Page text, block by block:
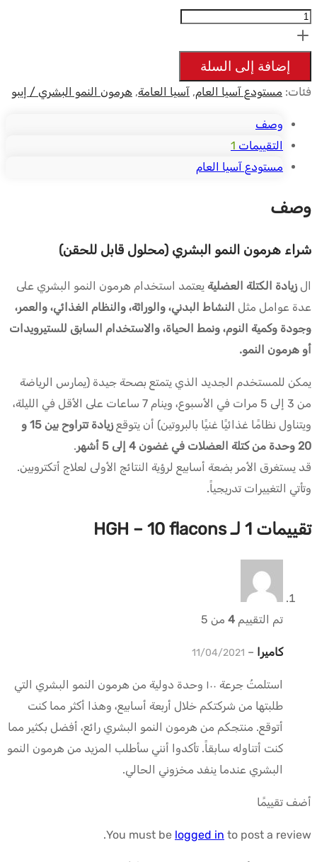
HGH
10
flacons
إضافة إلى السلة
فئات: مستودع آسيا العام, آسيا العامة, هرمون النمو البشري / إيبو
وصف
التقييمات 1
مستودع آسيا العام
وصف
شراء هرمون النمو البشري (محلول قابل للحقن)
الزيادة الكتلة العضلية يعتمد استخدام هرمون النمو البشري على
عدة عوامل مثل النشاط البدني، والوراثة، والنظام الغذائي، والعمر،
وجودة وكمية النوم، ونمط الحياة، والاستخدام السابق للستيرويدات
أو هرمون النمو.
يمكن للمستخدم الجديد الذي يتمتع بصحة جيدة (يمارس الرياضة
من 3 إلى 5 مرات في الأسبوع، وينام 7 ساعات على الأقل في الليلة،
ويتناول نظامًا غذائيًا غنيًا بالبروتين) أن يتوقع
زيادة تتراوح بين 15 و
20 وحدة من كتلة العضلات في غضون 4 إلى 5 أشهر
.
قد يستغرق الأمر بضعة أسابيع لرؤية النتائج الأولى لعلاج أتكتروبين.
وتأتي التغييرات تدريجياً.
تقييمات 1 لـ HGH – 10 flacons
تم التقييم 4 من 5
كاميرا –
11/04/2021
استلمتُ جرعة ١٠٠ وحدة دولية من هرمون النمو البشري التي
طلبتها من شركتكم خلال أربعة أسابيع، وهذا أكثر مما كنت
أتوقع. منتجكم من هرمون النمو البشري رائع، أفضل بكثير مما
كنت أتناوله سابقاً. تأكدوا أنني سأطلب المزيد من هرمون النمو
البشري عندما ينفد مخزوني الحالي.
أضف تقييمًا
You must be logged in to post a review.